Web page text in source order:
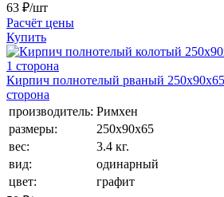
63 ₽/шт
Расчёт цены
Купить
Кирпич полнотелый рваный
сторона
производитель: Римхен
размеры:
250х90х65
вес:
3.4 кг.
вид:
одинарный
цвет:
графит